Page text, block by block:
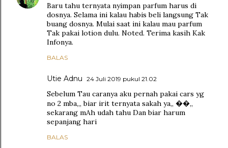
Baru tahu ternyata nyimpan parfum harus di
dosnya. Selama ini kalau habis beli langsung Tak
buang dosnya. Mulai saat ini kalau mau parfum
Tak pakai lotion dulu. Noted. Terima kasih Kak
Infonya.
BALAS
Utie Adnu 24 Juli 2019 pukul 21.02
Sebelum Tau caranya aku pernah pakai cars yg
no 2 mba,,, biar irit ternyata sakah ya,, ��,,
sekarang mAh udah tahu Dan biar harum
sepanjang hari
BALAS